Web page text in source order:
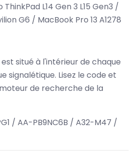
L14 Gen 3 L15 Gen3 /
G6 / MacBook Pro 13 A1278
situé à l'intérieur de chaque
signalétique. Lisez le code et
de recherche de la
/ AA-PB9NC6B / A32-M47 /